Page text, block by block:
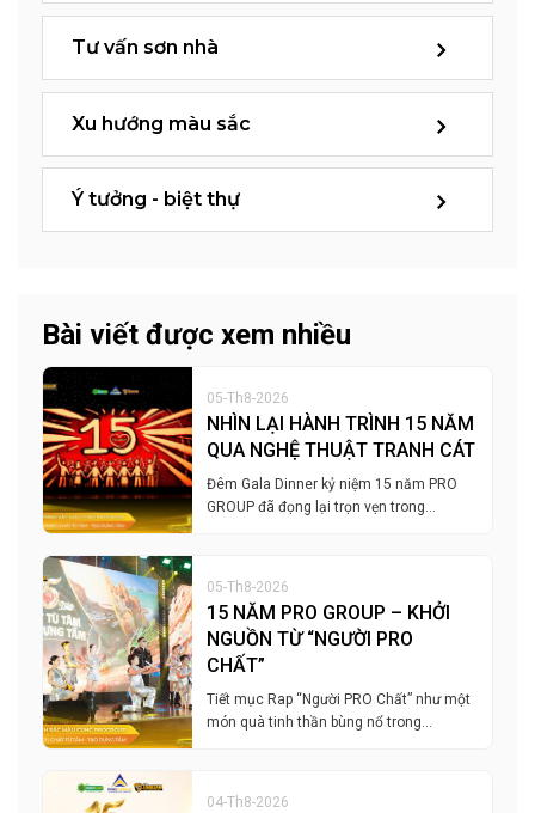
Tư vấn sơn nhà
Xu hướng màu sắc
Ý tưởng - biệt thự
Bài viết được xem nhiều
05-Th8-2026
NHÌN LẠI HÀNH TRÌNH 15 NĂM
QUA NGHỆ THUẬT TRANH CÁT
Đêm Gala Dinner kỷ niệm 15 năm PRO
GROUP đã đọng lại trọn vẹn trong…
05-Th8-2026
15 NĂM PRO GROUP – KHỞI
NGUỒN TỪ “NGƯỜI PRO
CHẤT”
Tiết mục Rap “Người PRO Chất” như một
món quà tinh thần bùng nổ trong…
04-Th8-2026